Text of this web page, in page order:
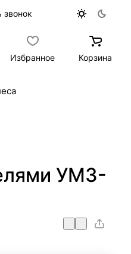
звонок
Избранное Корзина
УМЗ-